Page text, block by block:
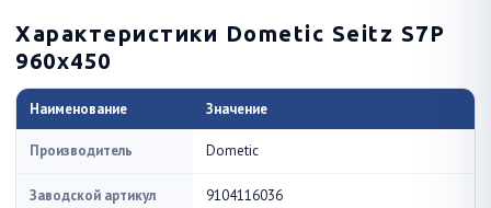
Характеристики Dometic Seitz S7P
960x450
Наименование Значение
Производитель Dometic
Заводской артикул 9104116036